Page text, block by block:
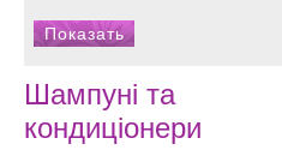
Шампуні та
кондиціонери